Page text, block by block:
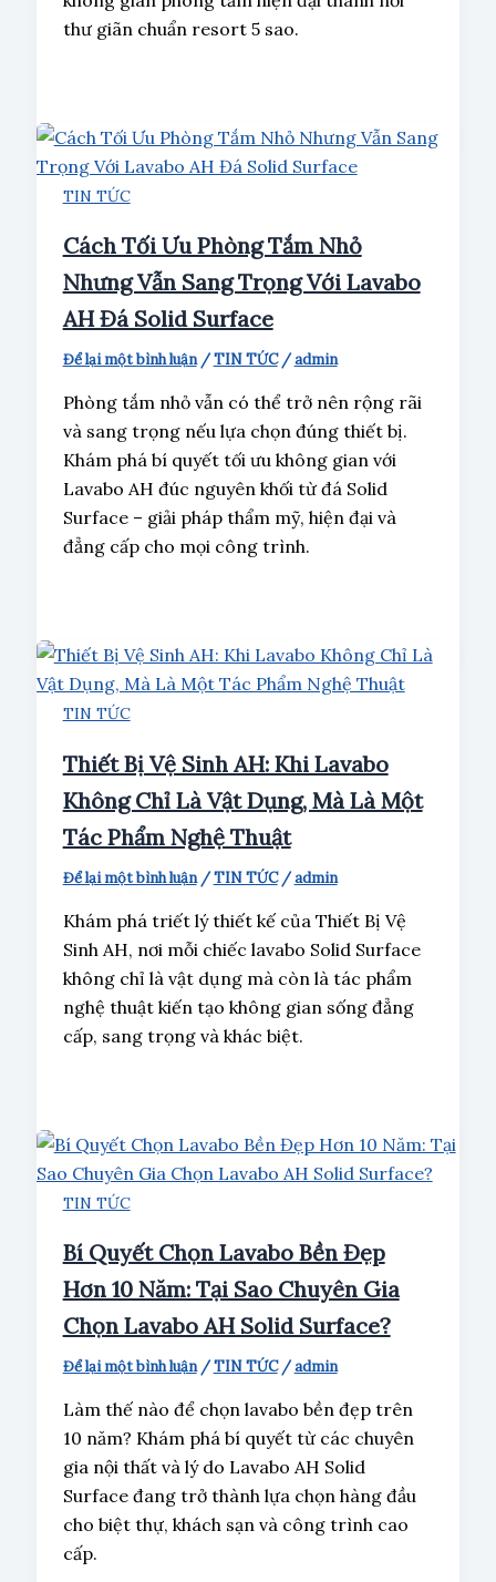
thư giãn chuẩn resort 5 sao.
TIN TỨC
Cách Tối Ưu Phòng Tắm Nhỏ
Nhưng Vẫn Sang Trọng Với Lavabo
AH Đá Solid Surface
Để lại một bình luận /TIN TỨC/admin
Phòng tắm nhỏ vẫn có thể trở nên rộng rãi
và sang trọng nếu lựa chọn đúng thiết bị.
Khám phá bí quyết tối ưu không gian với
Lavabo AH đúc nguyên khối từ đá Solid
Surface – giải pháp thẩm mỹ, hiện đại và
đẳng cấp cho mọi công trình.
TIN TỨC
Thiết Bị Vệ Sinh AH: Khi Lavabo
Không Chỉ Là Vật Dụng, Mà Là Một
Tác Phẩm Nghệ Thuật
Để lại một bình luận /TIN TỨC/admin
Khám phá triết lý thiết kế của Thiết Bị Vệ
Sinh AH, nơi mỗi chiếc lavabo Solid Surface
không chỉ là vật dụng mà còn là tác phẩm
nghệ thuật kiến tạo không gian sống đẳng
cấp, sang trọng và khác biệt.
TIN TỨC
Bí Quyết Chọn Lavabo Bền Đẹp
Hơn 10 Năm: Tại Sao Chuyên Gia
Chọn Lavabo AH Solid Surface?
Để lại một bình luận /TIN TỨC/admin
Làm thế nào để chọn lavabo bền đẹp trên
10 năm? Khám phá bí quyết từ các chuyên
gia nội thất và lý do Lavabo AH Solid
Surface đang trở thành lựa chọn hàng đầu
cho biệt thự, khách sạn và công trình cao
cấp.